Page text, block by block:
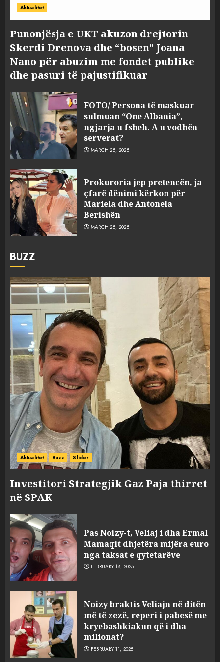
Aktualitet
Punonjësja e UKT akuzon drejtorin
Skerdi Drenova dhe “bosen” Joana
Nano për abuzim me fondet publike
dhe pasuri të pajustifikuar
FOTO/ Persona të maskuar
sulmuan “One Albania”,
ngjarja u fsheh. A u vodhën
serverat?
MARCH 25, 2025
Prokuroria jep pretencën, ja
çfarë dënimi kërkon për
Mariela dhe Antonela
Berishën
MARCH 25, 2025
BUZZ
Aktualitet Buzz Slider
Investitori Strategjik Gaz Paja thirret
në SPAK
Pas Noizy-t, Veliaj i dha Ermal
Mamaqit dhjetëra mijëra euro
nga taksat e qytetarëve
FEBRUARY 18, 2025
Noizy braktis Veliajn në ditën
më të zezë, reperi i pabesë me
kryebashkiakun që i dha
milionat?
FEBRUARY 11, 2025
3
sulmuan “One Albania”,
ngjarja u fsheh. A u vodhën
serverat?
MARCH 25, 2025